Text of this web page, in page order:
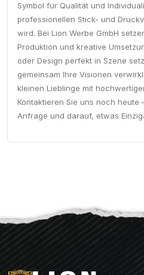
Symbol für Qualität und
professionellen Stick- und
wird. Bei Lion Werbe GmbH
Produktion und kreative
oder Design perfekt in Szene
gemeinsam Ihre Visionen
kleinen Lieblinge mit
Kontaktieren Sie uns noch heute
Anfrage und darauf, etwas